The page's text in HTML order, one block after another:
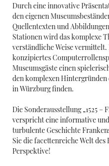
Durch eine innovative
den eigenen
Quellentexten und
Stationen wird das komplexe
verständliche Weise
konzipiertes
Museumsgäste einen
den komplexen Hintergründen
in Würzburg finden.
Die Sonderausstellung „1525
verspricht eine informative
turbulente Geschichte
Sie die facettenreiche Welt
Perspektive!